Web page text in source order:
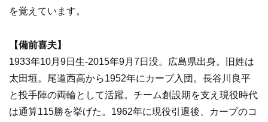
を覚えています。
【備前喜夫】
1933年10月9日生-2015年9月7日没。広島県出身。旧姓は
太田垣。尾道西高から1952年にカープ入団。長谷川良平
と投手陣の両輪として活躍。チーム創設期を支え現役時代
は通算115勝を挙げた。1962年に現役引退後、カープのコ